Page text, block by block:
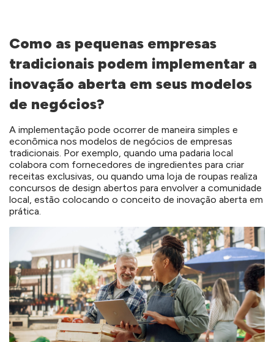
Como as pequenas empresas
tradicionais podem implementar a
inovação aberta em seus modelos
de negócios?
A implementação pode ocorrer de maneira simples e
econômica nos modelos de negócios de empresas
tradicionais. Por exemplo, quando uma padaria local
colabora com fornecedores de ingredientes para criar
receitas exclusivas, ou quando uma loja de roupas realiza
concursos de design abertos para envolver a comunidade
local, estão colocando o conceito de inovação aberta em
prática.